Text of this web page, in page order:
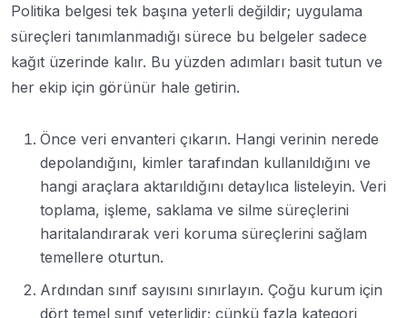
Politika belgesi tek başına yeterli değildir; uygulama
süreçleri tanımlanmadığı sürece bu belgeler sadece
kağıt üzerinde kalır. Bu yüzden adımları basit tutun ve
her ekip için görünür hale getirin.
Önce veri envanteri çıkarın. Hangi verinin nerede
depolandığını, kimler tarafından kullanıldığını ve
hangi araçlara aktarıldığını detaylıca listeleyin. Veri
toplama, işleme, saklama ve silme süreçlerini
haritalandırarak veri koruma süreçlerini sağlam
temellere oturtun.
Ardından sınıf sayısını sınırlayın. Çoğu kurum için
dört temel sınıf yeterlidir; çünkü fazla kategori